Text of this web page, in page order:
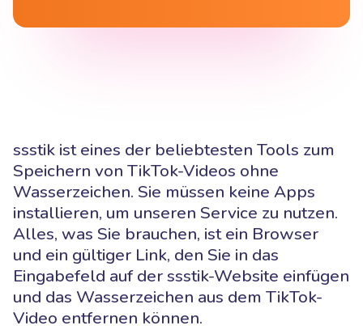
ssstik ist eines der beliebtesten Tools zum
Speichern von TikTok-Videos ohne
Wasserzeichen. Sie müssen keine Apps
installieren, um unseren Service zu nutzen.
Alles, was Sie brauchen, ist ein Browser
und ein gültiger Link, den Sie in das
Eingabefeld auf der ssstik-Website einfügen
und das Wasserzeichen aus dem TikTok-
Video entfernen können.